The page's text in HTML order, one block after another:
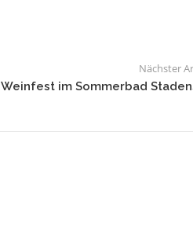
Nächster
Weinfest im Sommerbad